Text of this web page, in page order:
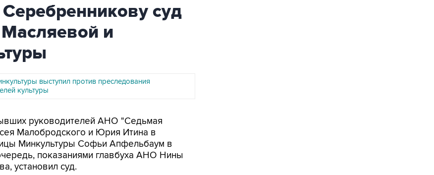
суд
и
выступил против преследования
культуры
руководителей АНО "Седьмая
Малобродского и Юрия Итина в
Минкультуры Софьи Апфельбаум в
показаниями главбуха АНО Нины
установил суд.